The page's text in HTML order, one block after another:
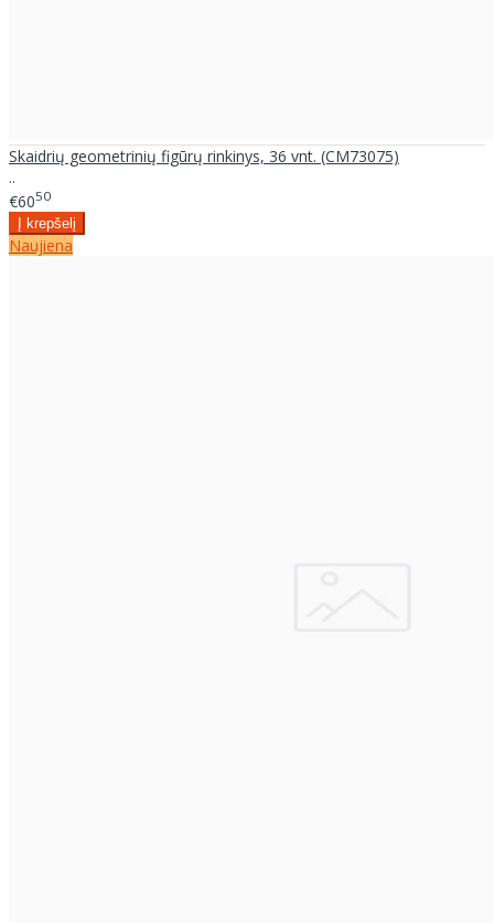
Skaidrių geometrinių figūrų rinkinys, 36 vnt. (CM73075)
..
€6050
Naujiena